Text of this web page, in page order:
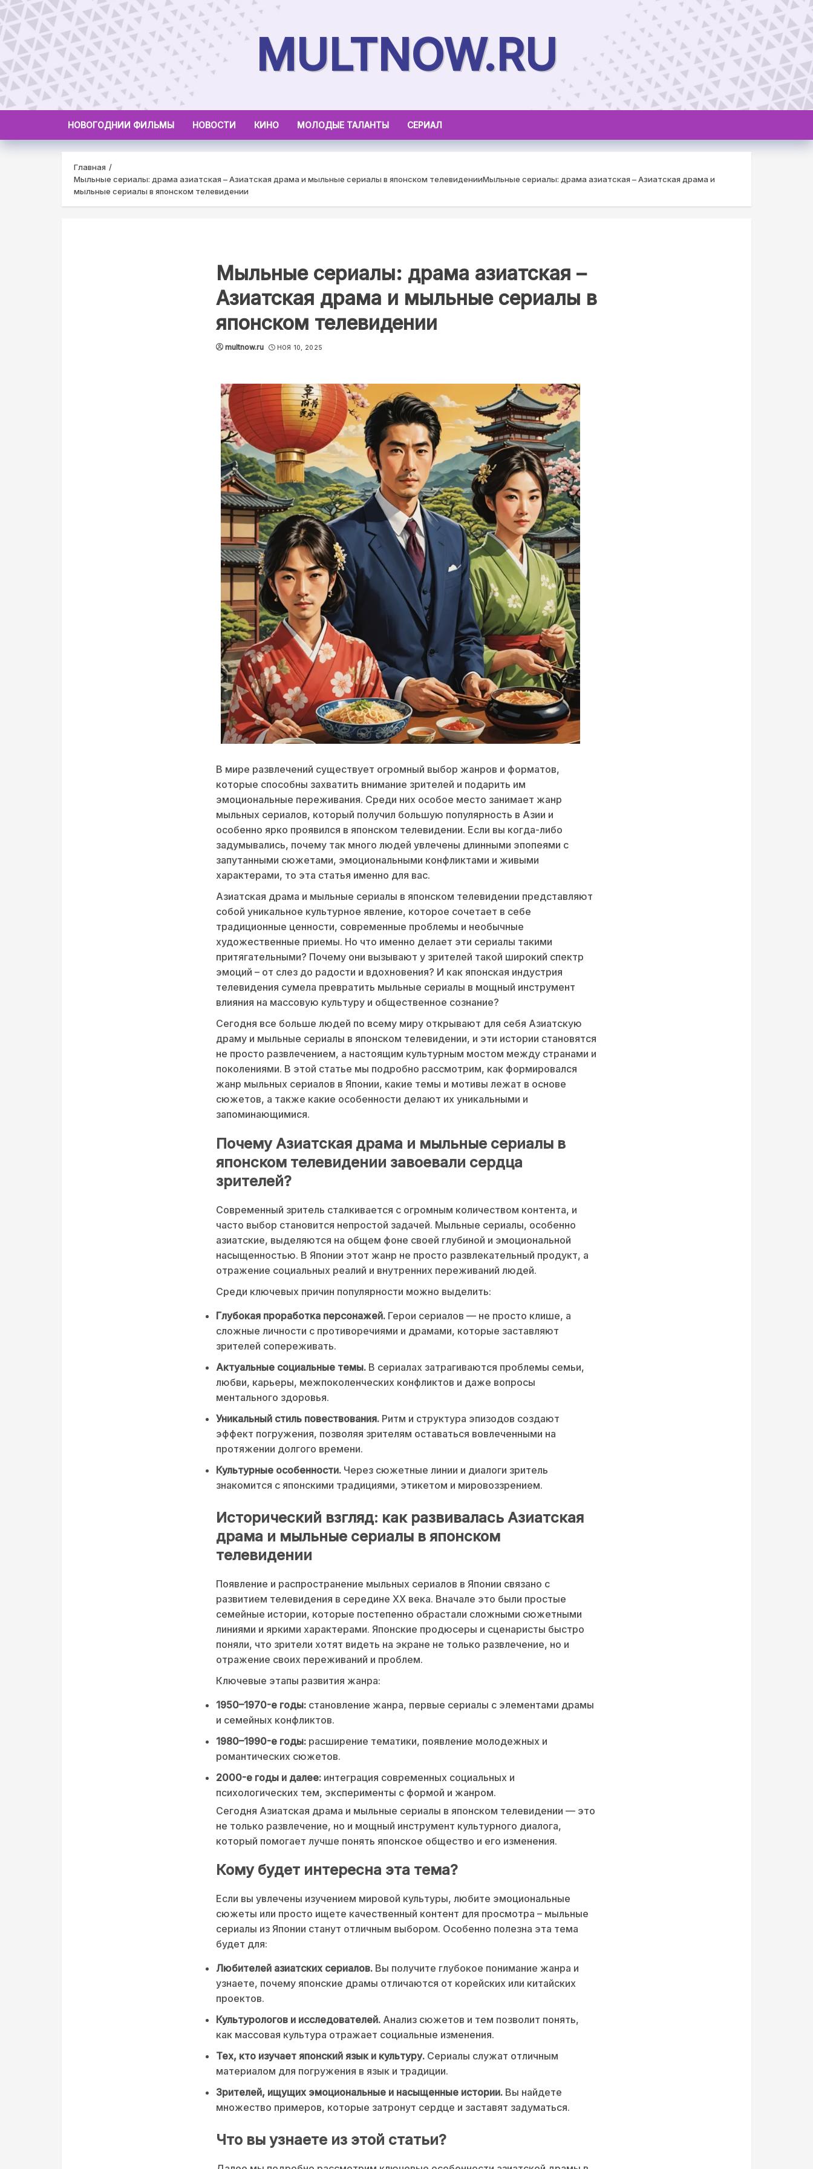
Skip
to
content
MULTNOW.RU
НОВОГОДНИИ ФИЛЬМЫ НОВОСТИ КИНО МОЛОДЫЕ ТАЛАНТЫ СЕРИАЛ
Главная
Мыльные сериалы: драма азиатская – Азиатская драма и мыльные сериалы в японском телевиденииМыльные сериалы: драма азиатская – Азиатская драма и
мыльные сериалы в японском телевидении
Мыльные сериалы: драма азиатская –
Азиатская драма и мыльные сериалы в
японском телевидении
multnow.ru НОЯ 10, 2025
В мире развлечений существует огромный выбор жанров и форматов,
которые способны захватить внимание зрителей и подарить им
эмоциональные переживания. Среди них особое место занимает жанр
мыльных сериалов, который получил большую популярность в Азии и
особенно ярко проявился в японском телевидении. Если вы когда-либо
задумывались, почему так много людей увлечены длинными эпопеями с
запутанными сюжетами, эмоциональными конфликтами и живыми
характерами, то эта статья именно для вас.
Азиатская драма и мыльные сериалы в японском телевидении представляют
собой уникальное культурное явление, которое сочетает в себе
традиционные ценности, современные проблемы и необычные
художественные приемы. Но что именно делает эти сериалы такими
притягательными? Почему они вызывают у зрителей такой широкий спектр
эмоций – от слез до радости и вдохновения? И как японская индустрия
телевидения сумела превратить мыльные сериалы в мощный инструмент
влияния на массовую культуру и общественное сознание?
Сегодня все больше людей по всему миру открывают для себя Азиатскую
драму и мыльные сериалы в японском телевидении, и эти истории становятся
не просто развлечением, а настоящим культурным мостом между странами и
поколениями. В этой статье мы подробно рассмотрим, как формировался
жанр мыльных сериалов в Японии, какие темы и мотивы лежат в основе
сюжетов, а также какие особенности делают их уникальными и
запоминающимися.
Почему Азиатская драма и мыльные сериалы в
японском телевидении завоевали сердца
зрителей?
Современный зритель сталкивается с огромным количеством контента, и
часто выбор становится непростой задачей. Мыльные сериалы, особенно
азиатские, выделяются на общем фоне своей глубиной и эмоциональной
насыщенностью. В Японии этот жанр не просто развлекательный продукт, а
отражение социальных реалий и внутренних переживаний людей.
Среди ключевых причин популярности можно выделить:
Глубокая проработка персонажей. Герои сериалов — не просто клише, а
сложные личности с противоречиями и драмами, которые заставляют
зрителей сопереживать.
Актуальные социальные темы. В сериалах затрагиваются проблемы семьи,
любви, карьеры, межпоколенческих конфликтов и даже вопросы
ментального здоровья.
Уникальный стиль повествования. Ритм и структура эпизодов создают
эффект погружения, позволяя зрителям оставаться вовлеченными на
протяжении долгого времени.
Культурные особенности. Через сюжетные линии и диалоги зритель
знакомится с японскими традициями, этикетом и мировоззрением.
Исторический взгляд: как развивалась Азиатская
драма и мыльные сериалы в японском
телевидении
Появление и распространение мыльных сериалов в Японии связано с
развитием телевидения в середине XX века. Вначале это были простые
семейные истории, которые постепенно обрастали сложными сюжетными
линиями и яркими характерами. Японские продюсеры и сценаристы быстро
поняли, что зрители хотят видеть на экране не только развлечение, но и
отражение своих переживаний и проблем.
Ключевые этапы развития жанра:
1950–1970-е годы: становление жанра, первые сериалы с элементами драмы
и семейных конфликтов.
1980–1990-е годы: расширение тематики, появление молодежных и
романтических сюжетов.
2000-е годы и далее: интеграция современных социальных и
психологических тем, эксперименты с формой и жанром.
Сегодня Азиатская драма и мыльные сериалы в японском телевидении — это
не только развлечение, но и мощный инструмент культурного диалога,
который помогает лучше понять японское общество и его изменения.
Кому будет интересна эта тема?
Если вы увлечены изучением мировой культуры, любите эмоциональные
сюжеты или просто ищете качественный контент для просмотра – мыльные
сериалы из Японии станут отличным выбором. Особенно полезна эта тема
будет для:
Любителей азиатских сериалов. Вы получите глубокое понимание жанра и
узнаете, почему японские драмы отличаются от корейских или китайских
проектов.
Культурологов и исследователей. Анализ сюжетов и тем позволит понять,
как массовая культура отражает социальные изменения.
Тех, кто изучает японский язык и культуру. Сериалы служат отличным
материалом для погружения в язык и традиции.
Зрителей, ищущих эмоциональные и насыщенные истории. Вы найдете
множество примеров, которые затронут сердце и заставят задуматься.
Что вы узнаете из этой статьи?